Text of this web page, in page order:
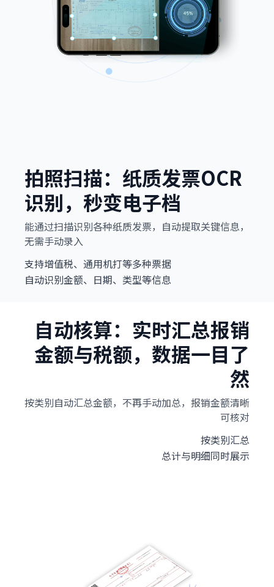
拍照扫描：纸质发票OCR
识别，秒变电子档
能通过扫描识别各种纸质发票，自动提取关键信息，
无需手动录入
支持增值税、通用机打等多种票据
自动识别金额、日期、类型等信息
自动核算：实时汇总报销
金额与税额，数据一目了
然
按类别自动汇总金额，不再手动加总，报销金额清晰
可核对
按类别汇总
总计与明细同时展示